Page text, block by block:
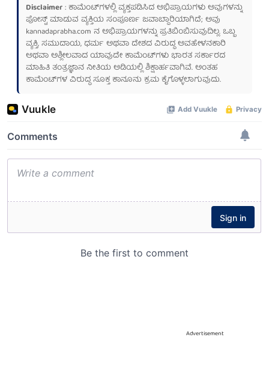
Disclaimer: ಕಾಮೆಂಟ್‌ಗಳಲ್ಲಿ ವ್ಯಕ್ತಪಡಿಸಿದ ಅಭಿಪ್ರಾಯಗಳು ಅವುಗಳನ್ನು
ಪೋಸ್ಟ್ ಮಾಡುವ ವ್ಯಕ್ತಿಯ ಸಂಪೂರ್ಣ ಜವಾಬ್ದಾರಿಯಾಗಿದೆ; ಅವು
kannadaprabha.com ನ ಅಭಿಪ್ರಾಯಗಳನ್ನು ಪ್ರತಿಬಿಂಬಿಸುವುದಿಲ್ಲ. ಒಬ್ಬ
ವ್ಯಕ್ತಿ, ಸಮುದಾಯ, ಧರ್ಮ ಅಥವಾ ದೇಶದ ವಿರುದ್ಧ ಅವಹೇಳನಕಾರಿ
ಅಥವಾ ಅಶ್ಲೀಲವಾದ ಯಾವುದೇ ಕಾಮೆಂಟ್‌ಗಳು ಭಾರತ ಸರ್ಕಾರದ
ಮಾಹಿತಿ ತಂತ್ರಜ್ಞಾನ ನೀತಿಯ ಅಡಿಯಲ್ಲಿ ಶಿಕ್ಷಾರ್ಹವಾಗಿವೆ. ಅಂತಹ
ಕಾಮೆಂಟ್‌ಗಳ ವಿರುದ್ಧ ಸೂಕ್ತ ಕಾನೂನು ಕ್ರಮ ಕೈಗೊಳ್ಳಲಾಗುವುದು.
Advertisement